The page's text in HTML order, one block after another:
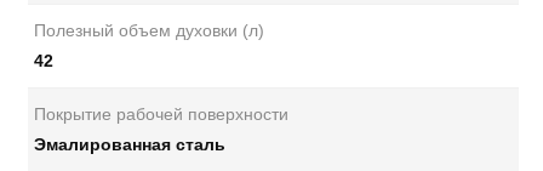
Полезный объем духовки (л)
42
Покрытие рабочей поверхности
Эмалированная сталь